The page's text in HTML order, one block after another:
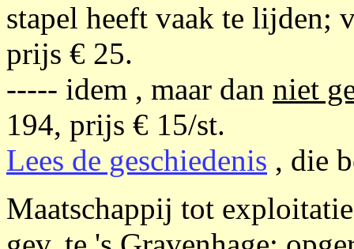
stapel heeft vaak te lijden;
prijs € 25.
----- idem , maar dan niet
194, prijs € 15/st.
Lees de geschiedenis , die
Maatschappij tot